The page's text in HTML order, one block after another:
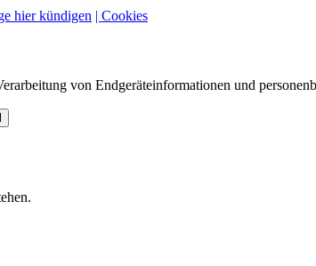
hier kündigen | Cookies
von Endgeräteinformationen und